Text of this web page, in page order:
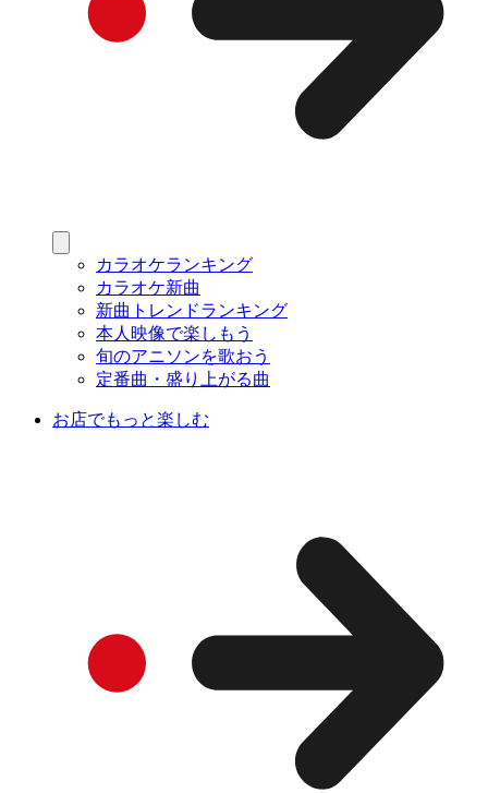
カラオケランキング
カラオケ新曲
新曲トレンドランキング
本人映像で楽しもう
旬のアニソンを歌おう
定番曲・盛り上がる曲
お店でもっと楽しむ